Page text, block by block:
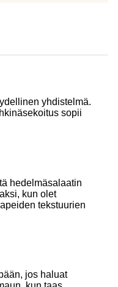
yhdistelmä.
sopii
hedelmäsalaatin
kun olet
tekstuurien
jos haluat